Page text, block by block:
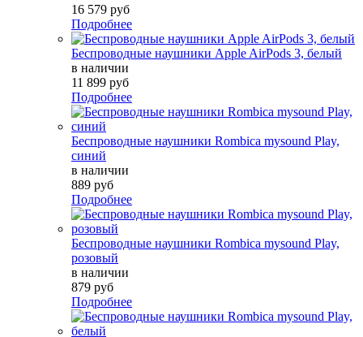
16 579 руб
Подробнее
Беспроводные наушники Apple AirPods 3, белый
в наличии
11 899 руб
Подробнее
Беспроводные наушники Rombica mysound Play,
синий
в наличии
889 руб
Подробнее
Беспроводные наушники Rombica mysound Play,
розовый
в наличии
879 руб
Подробнее